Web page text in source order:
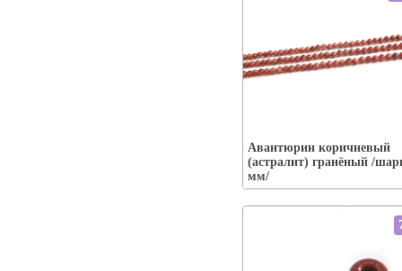
Авантюрин коричневый
(астралит) гранёный /
мм/
Наличие:есть
В корзину